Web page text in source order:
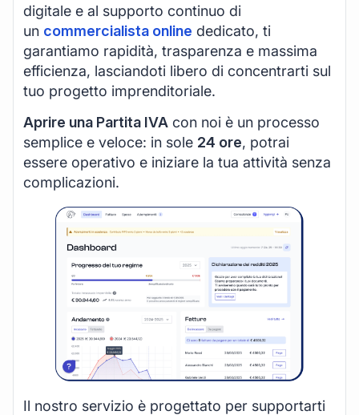
digitale e al supporto continuo di
un commercialista online dedicato, ti
garantiamo rapidità, trasparenza e massima
efficienza, lasciandoti libero di concentrarti sul
tuo progetto imprenditoriale.
Aprire una Partita IVA con noi è un processo
semplice e veloce: in sole 24 ore, potrai
essere operativo e iniziare la tua attività senza
complicazioni.
Il nostro servizio è progettato per supportarti